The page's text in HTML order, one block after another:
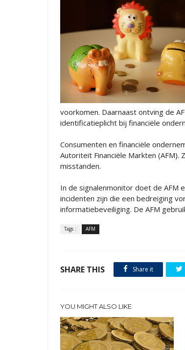
voorkomen. Daarnaast ontving de
identificatieplicht bij financiële
Consumenten en financiële
Autoriteit Financiële Markten
misstanden.
In de signalenmonitor doet de AFM
incidenten zijn die een bedreiging
informatiebeveiliging. De AFM
Tags : AFM
SHARE THIS Share it
YOU MIGHT ALSO LIKE